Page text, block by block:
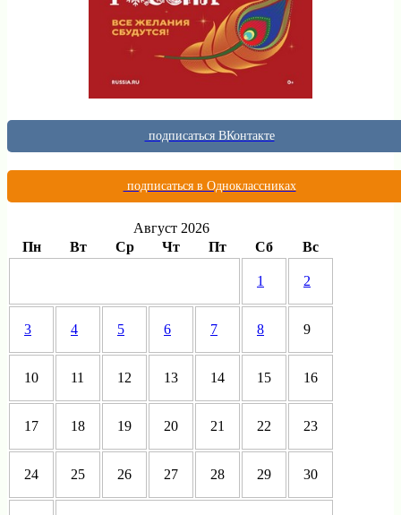
подписаться ВКонтакте
подписаться в Одноклассниках
Август 2026
Пн
Вт Ср Чт Пт Сб Вс
1 2
3 4 5 6 7 8 9
10 11 12 13 14 15 16
17 18 19 20 21 22 23
24 25 26 27 28 29 30